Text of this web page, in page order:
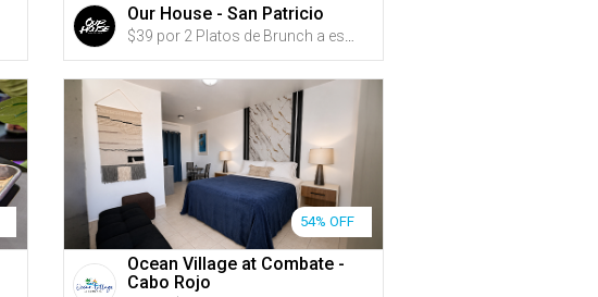
Our House - San Patricio
54% OFF
Ocean Village at Combate -
Cabo Rojo